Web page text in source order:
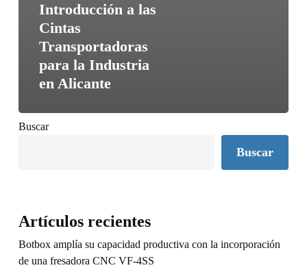
Introducción a las
Cintas
Transportadoras
para la Industria
en Alicante
Buscar
Buscar
Artículos recientes
Botbox amplía su capacidad productiva con la incorporación
de una fresadora CNC VF-4SS